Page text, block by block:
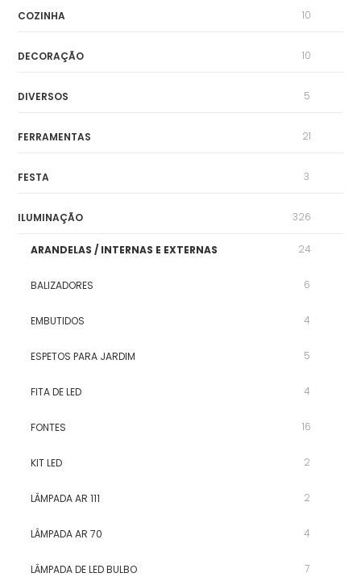
COZINHA 10
DECORAÇÃO 10
DIVERSOS 5
FERRAMENTAS 21
FESTA 3
ILUMINAÇÃO 326
ARANDELAS / INTERNAS E EXTERNAS 24
BALIZADORES 6
EMBUTIDOS 4
ESPETOS PARA JARDIM 5
FITA DE LED 4
FONTES 16
KIT LED 2
LÂMPADA AR 111 2
LÂMPADA AR 70 4
LÂMPADA DE LED BULBO 7